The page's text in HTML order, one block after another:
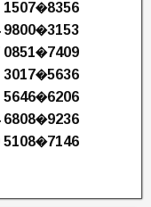
1507�8356
9800�3153
0851�7409
3017�5636
5646�6206
6808�9236
5108�7146